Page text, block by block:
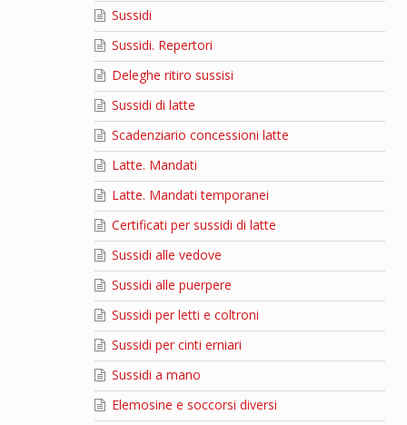
Sussidi
Sussidi. Repertori
Deleghe ritiro sussisi
Sussidi di latte
Scadenziario concessioni latte
Latte. Mandati
Latte. Mandati temporanei
Certificati per sussidi di latte
Sussidi alle vedove
Sussidi alle puerpere
Sussidi per letti e coltroni
Sussidi per cinti erniari
Sussidi a mano
Elemosine e soccorsi diversi